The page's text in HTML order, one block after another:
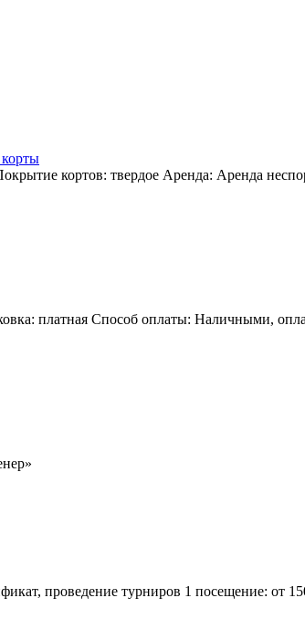
кортов: твердое Аренда: Аренда
платная Способ оплаты: Наличными,
проведение турниров 1 посещение: от